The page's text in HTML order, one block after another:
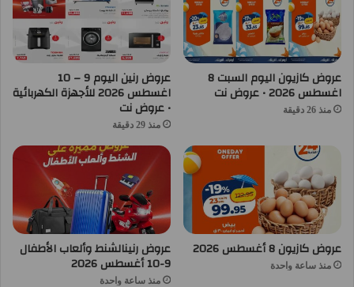
عروض كازيون اليوم السبت 8
اغسطس 2026 • عروض نت
منذ 26 دقيقة
عروض رنين اليوم 9 – 10
اغسطس 2026 للأجهزة الكهربائية
• عروض نت
منذ 29 دقيقة
عروض كازيون 8 أغسطس 2026
منذ ساعة واحدة
عروض رنينالشنط وألعاب الأطفال
9-10 أغسطس 2026
منذ ساعة واحدة